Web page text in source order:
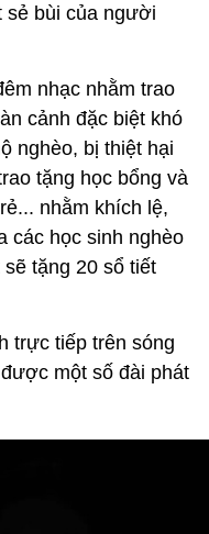
bùi của người
nhạc nhằm trao
cảnh đặc biệt khó
nghèo, bị thiệt hại
tặng học bổng và
nhằm khích lệ,
các học sinh nghèo
tặng 20 sổ tiết
trực tiếp trên sóng
một số đài phát